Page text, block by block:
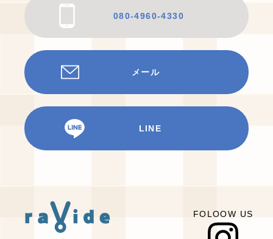
080-4960-4330
メール
LINE
FOLOOW US